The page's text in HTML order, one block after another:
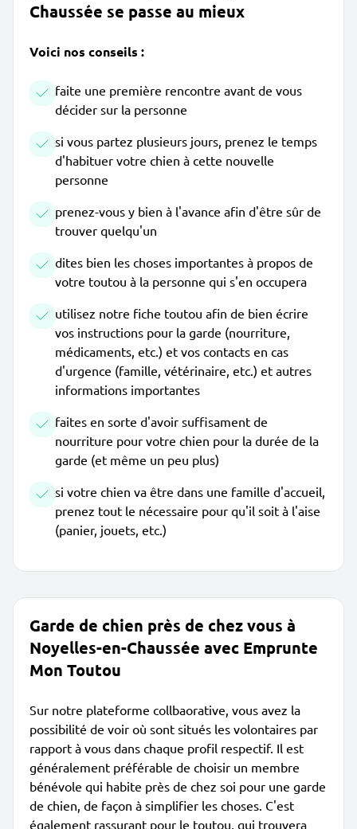
Chaussée se passe au mieux
Voici nos conseils :
faite une première rencontre avant de vous
décider sur la personne
si vous partez plusieurs jours, prenez le temps
d'habituer votre chien à cette nouvelle
personne
prenez-vous y bien à l'avance afin d'être sûr de
trouver quelqu'un
dites bien les choses importantes à propos de
votre toutou à la personne qui s'en occupera
utilisez notre fiche toutou afin de bien écrire
vos instructions pour la garde (nourriture,
médicaments, etc.) et vos contacts en cas
d'urgence (famille, vétérinaire, etc.) et autres
informations importantes
faites en sorte d'avoir suffisament de
nourriture pour votre chien pour la durée de la
garde (et même un peu plus)
si votre chien va être dans une famille d'accueil,
prenez tout le nécessaire pour qu'il soit à l'aise
(panier, jouets, etc.)
Garde de chien près de chez vous à
Noyelles-en-Chaussée avec Emprunte
Mon Toutou
Sur notre plateforme collbaorative, vous avez la
possibilité de voir où sont situés les volontaires par
rapport à vous dans chaque profil respectif. Il est
généralement préférable de choisir un membre
bénévole qui habite près de chez soi pour une garde
de chien, de façon à simplifier les choses. C'est
également rassurant pour le toutou, qui trouvera